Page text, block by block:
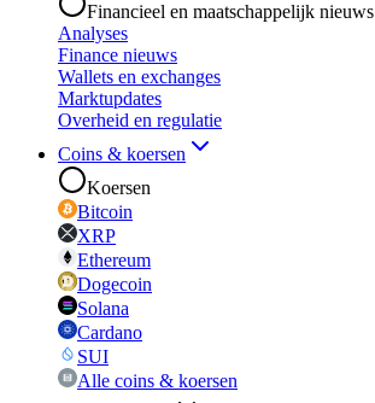
Financieel en maatschappelijk nieuws
Analyses
Finance nieuws
Wallets en exchanges
Marktupdates
Overheid en regulatie
Coins & koersen
Koersen
Bitcoin
XRP
Ethereum
Dogecoin
Solana
Cardano
SUI
Alle coins & koersen